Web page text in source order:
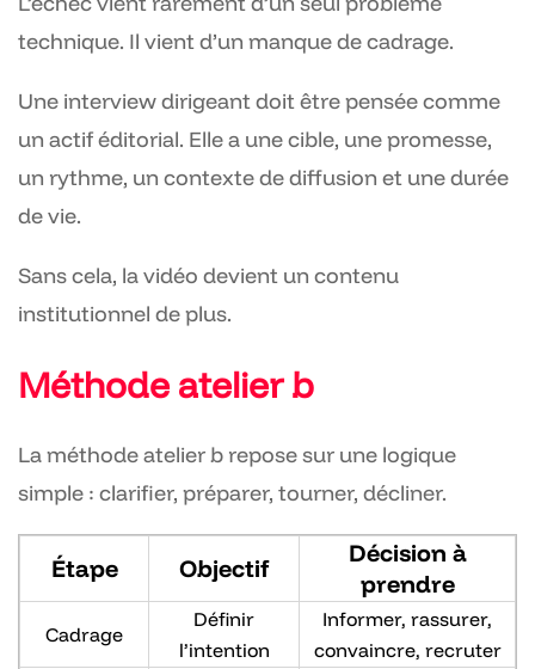
technique. Il vient d’un manque de cadrage.
Une interview dirigeant doit être pensée comme
un actif éditorial. Elle a une cible, une promesse,
un rythme, un contexte de diffusion et une durée
de vie.
Sans cela, la vidéo devient un contenu
institutionnel de plus.
Méthode atelier b
La méthode atelier b repose sur une logique
simple : clarifier, préparer, tourner, décliner.
Étape Objectif
Décision à
prendre
Cadrage
Définir
l’intention
Informer, rassurer,
convaincre, recruter